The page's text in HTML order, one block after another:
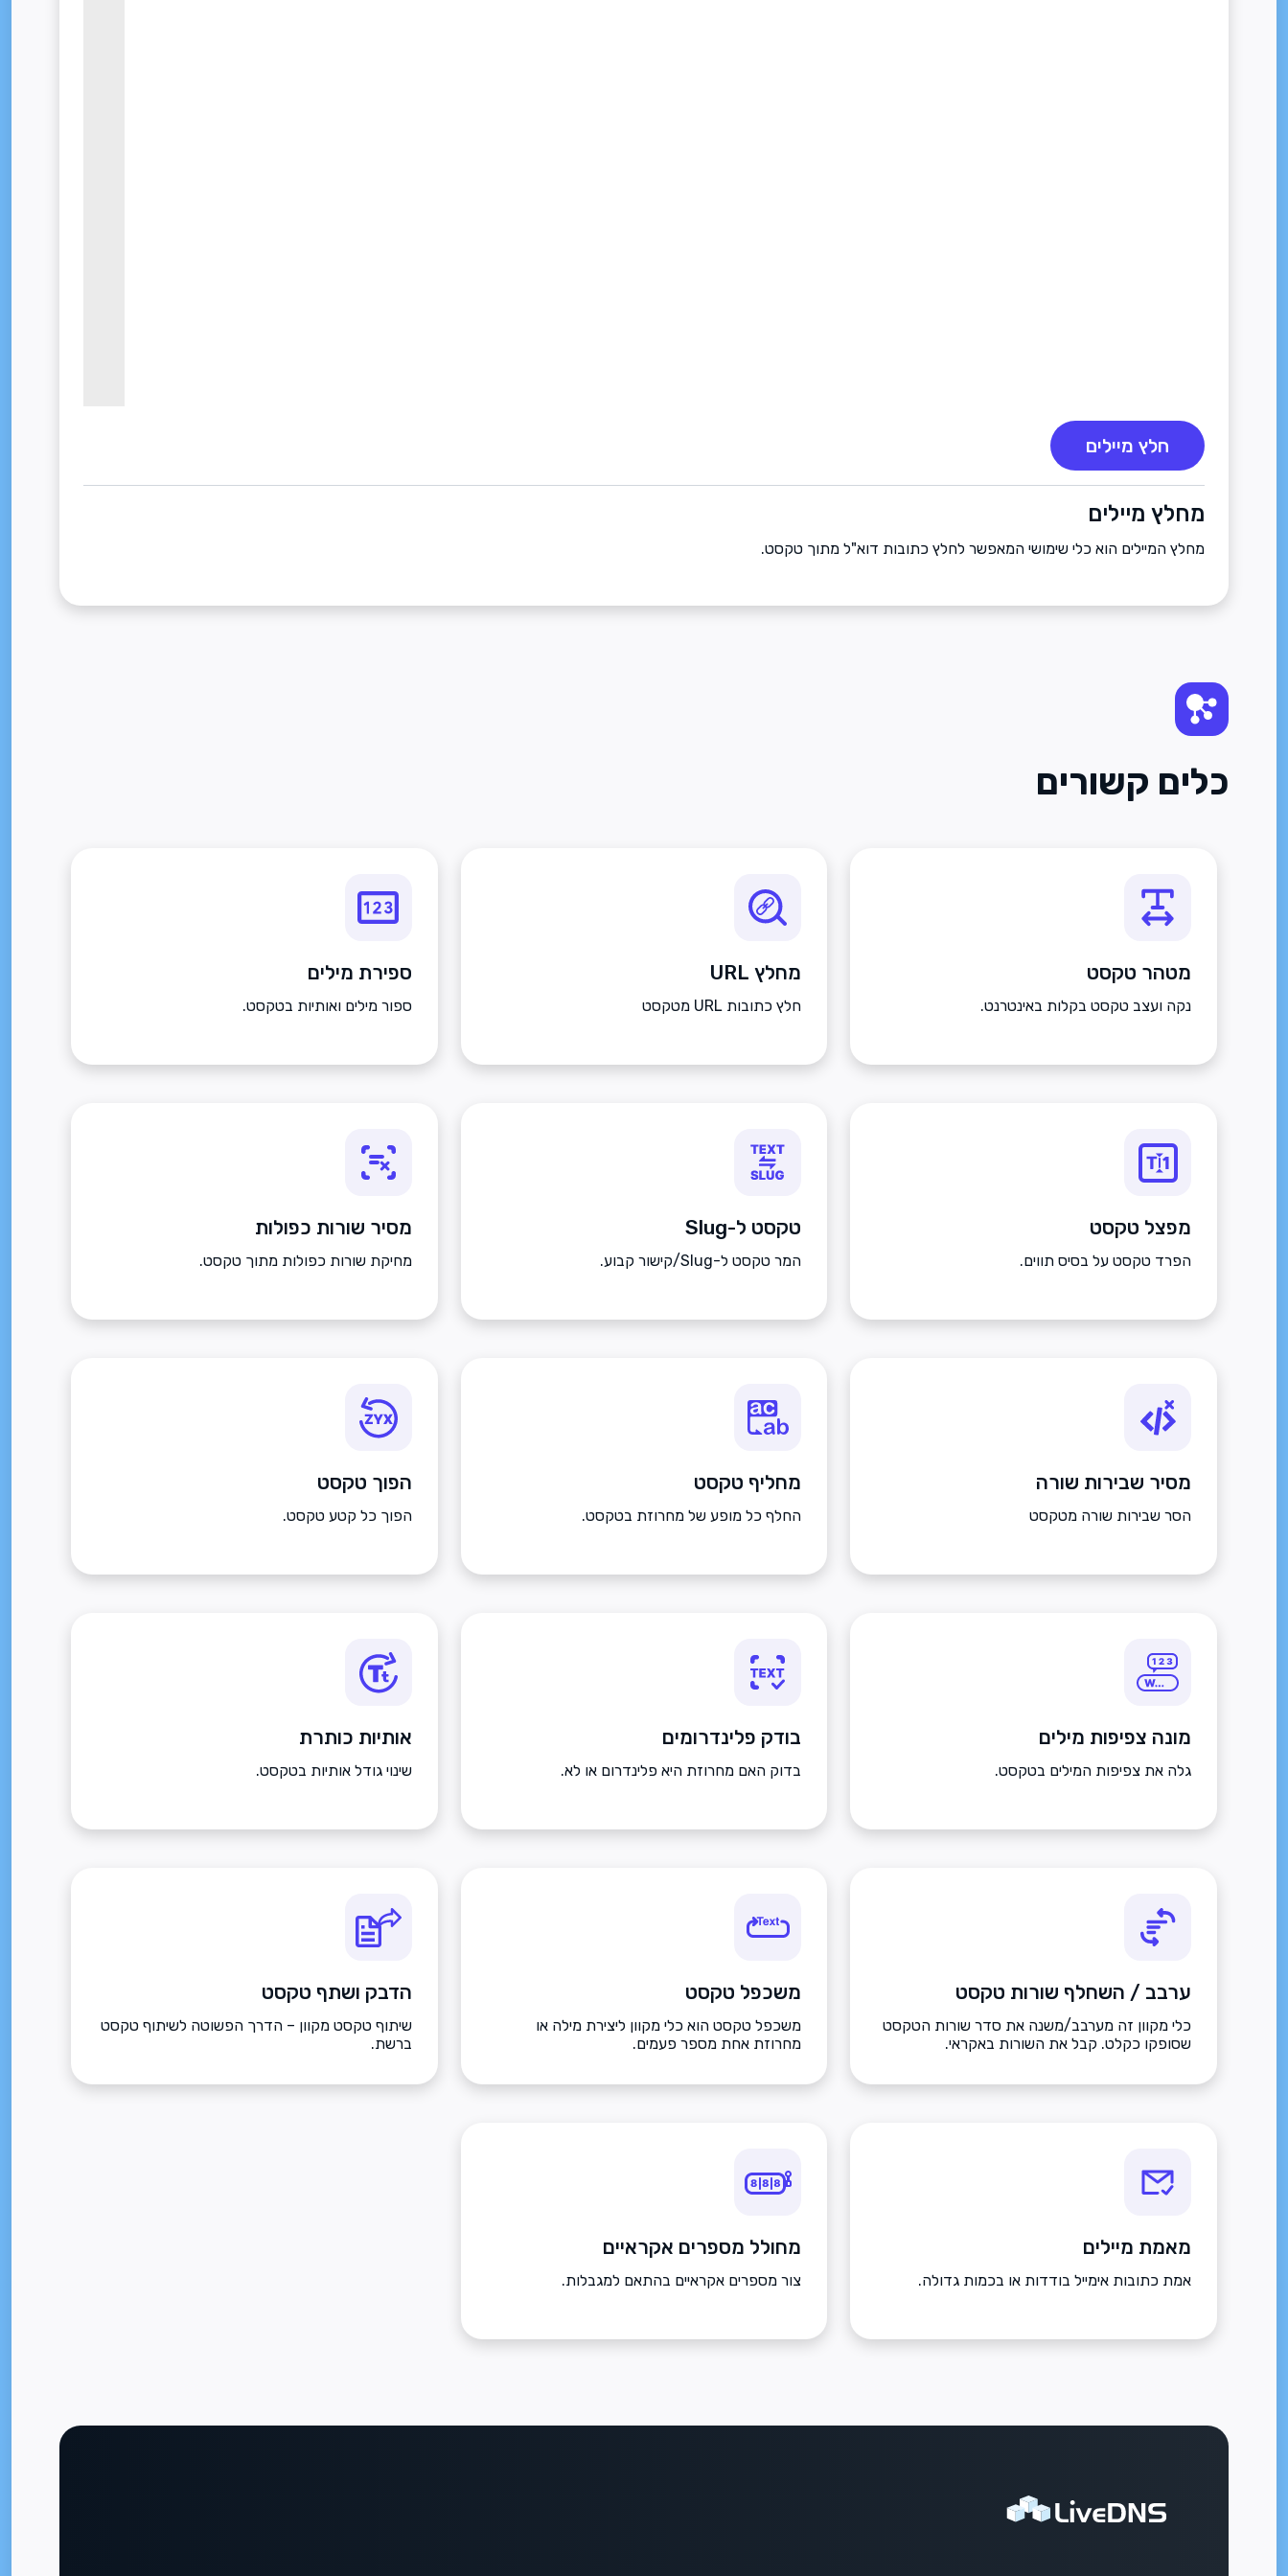
חלץ מיילים
מחלץ מיילים
מחלץ המיילים הוא כלי שימושי המאפשר לחלץ כתובות דוא"ל מתוך טקסט.
כלים קשורים
מטהר טקסט
נקה ועצב טקסט בקלות באינטרנט.
מחלץ URL
חלץ כתובות URL מטקסט
ספירת מילים
ספור מילים ואותיות בטקסט.
מפצל טקסט
הפרד טקסט על בסיס תווים.
טקסט ל-Slug
המר טקסט ל-Slug/קישור קבוע.
מסיר שורות כפולות
מחיקת שורות כפולות מתוך טקסט.
מסיר שבירות שורה
הסר שבירות שורה מטקסט
מחליף טקסט
החלף כל מופע של מחרוזת בטקסט.
הפוך טקסט
הפוך כל קטע טקסט.
מונה צפיפות מילים
גלה את צפיפות המילים בטקסט.
בודק פלינדרומים
בדוק האם מחרוזת היא פלינדרום או לא.
אותיות כותרת
שינוי גודל אותיות בטקסט.
ערבב / השחלף שורות טקסט
כלי מקוון זה מערבב/משנה את סדר שורות הטקסט
שסופקו כקלט. קבל את השורות באקראי.
משכפל טקסט
משכפל טקסט הוא כלי מקוון ליצירת מילה או
מחרוזת אחת מספר פעמים.
הדבק ושתף טקסט
שיתוף טקסט מקוון – הדרך הפשוטה לשיתוף טקסט
ברשת.
מאמת מיילים
אמת כתובות אימייל בודדות או בכמות גדולה.
מחולל מספרים אקראיים
צור מספרים אקראיים בהתאם למגבלות.